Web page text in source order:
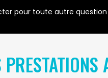
pour toute autre